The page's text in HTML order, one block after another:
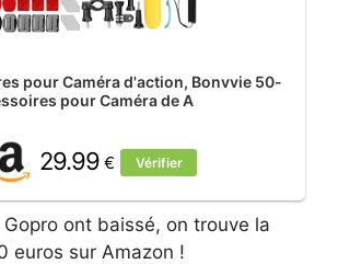
pour Caméra d'action, Bonvvie 50-
pour Caméra de A
29.99€ Vérifier
ont baissé, on trouve la
euros sur Amazon !